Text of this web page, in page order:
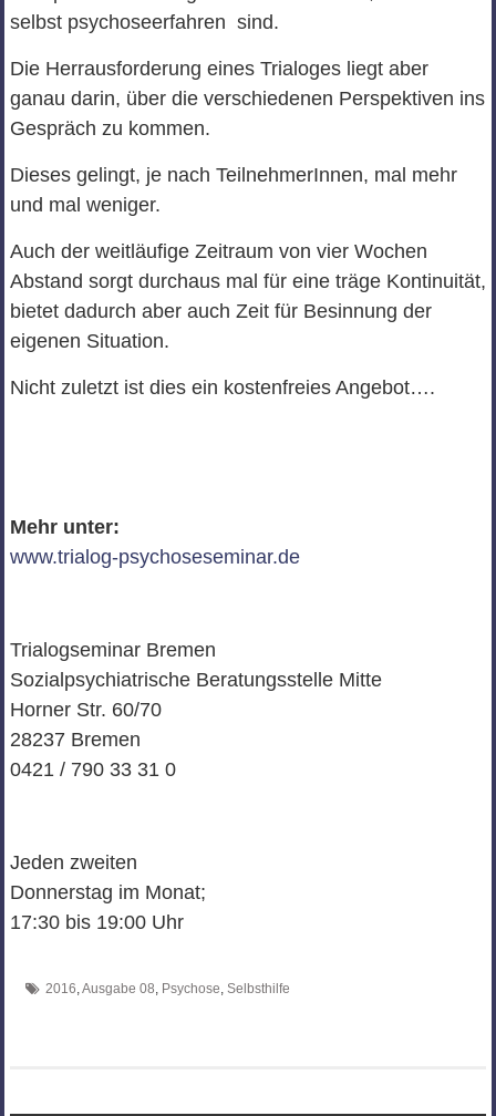
selbst psychoseerfahren sind.
Die Herrausforderung eines Trialoges liegt aber
ganau darin, über die verschiedenen Perspektiven ins
Gespräch zu kommen.
Dieses gelingt, je nach TeilnehmerInnen, mal mehr
und mal weniger.
Auch der weitläufige Zeitraum von vier Wochen
Abstand sorgt durchaus mal für eine träge Kontinuität,
bietet dadurch aber auch Zeit für Besinnung der
eigenen Situation.
Nicht zuletzt ist dies ein kostenfreies Angebot….
Mehr unter:
www.trialog-psychoseseminar.de
Trialogseminar Bremen
Sozialpsychiatrische Beratungsstelle Mitte
Horner Str. 60/70
28237 Bremen
0421 / 790 33 31 0
Jeden zweiten
Donnerstag im Monat;
17:30 bis 19:00 Uhr
2016,Ausgabe 08, Psychose, Selbsthilfe